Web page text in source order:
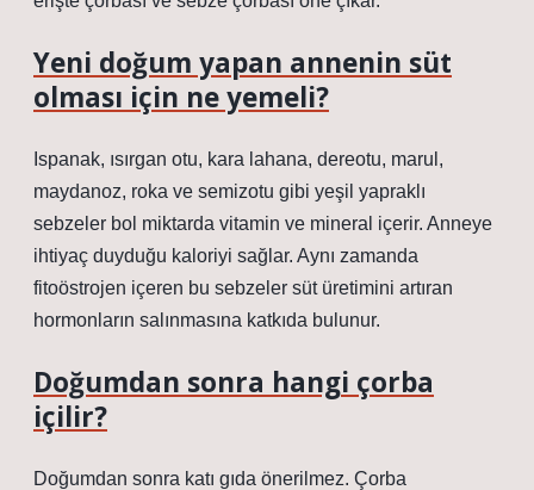
Yeni doğum yapan annenin süt
olması için ne yemeli?
Ispanak, ısırgan otu, kara lahana, dereotu, marul,
maydanoz, roka ve semizotu gibi yeşil yapraklı
sebzeler bol miktarda vitamin ve mineral içerir. Anneye
ihtiyaç duyduğu kaloriyi sağlar. Aynı zamanda
fitoöstrojen içeren bu sebzeler süt üretimini artıran
hormonların salınmasına katkıda bulunur.
Doğumdan sonra hangi çorba
içilir?
Doğumdan sonra katı gıda önerilmez. Çorba